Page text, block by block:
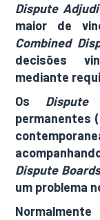
Dispute
maior de
Combined
decisões
mediante
Os Dispute
permanentes (
Dispute Boards
um problema